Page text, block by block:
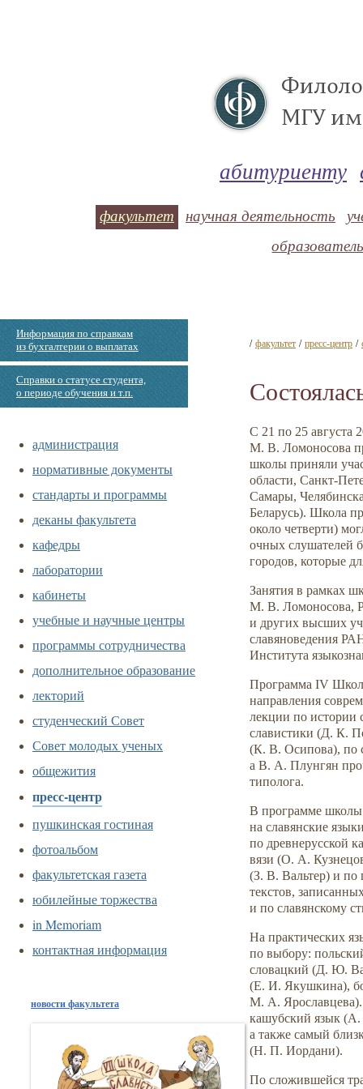
абитуриенту
факультет научная деятельность
Информация по справкам
из бухгалтерии о выплатах
Справки о статусе студента,
о периоде обучения и т.п.
администрация
нормативные документы
стандарты и программы
деканы факультета
кафедры
лаборатории
кабинеты
учебные и научные центры
программы сотрудничества
дополнительное образование
лекторий
студенческий Совет
Совет молодых ученых
общежития
пресс-центр
пушкинская гостиная
фотоальбом
факультетская газета
юбилейные торжества
in Memoriam
контактная информация
новости факультета
/ факультет / пресс-центр /
С 21 по 25 августа
М. В. Ломоносова
школы приняли
области, Санкт-
Самары,
Беларусь). Школа
около четверти)
очных слушателей
городов, которые
Занятия в рамках
М. В. Ломоносова,
и других высших
славяноведения
Института
Программа IV
направления
лекции по
славистики (Д. К.
(К. В. Осипова), по
а В. А. Плунгян
типолога.
В программе школы
на славянские
по древнерусской
вязи (О. А.
(З. В. Вальтер) и по
текстов,
и по славянскому
На практических
по выбору:
словацкий (Д. Ю.
(Е. И. Якушкина),
М. А. Ярославцева).
кашубский язык
а также самый
(Н. П. Иордани).
По сложившейся